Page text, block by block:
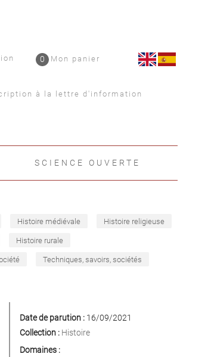
Mon panier
0
à la lettre d'information
SCIENCE OUVERTE
Histoire médiévale Histoire religieuse
Histoire rurale
Techniques, savoirs, sociétés
Date de parution :16/09/2021
Collection : Histoire
Domaines :